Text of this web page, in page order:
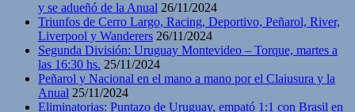
y se adueñó de la Anual 26/11/2024
Triunfos de Cerro Largo, Racing, Deportivo, Peñarol, River,
Liverpool y Wanderers 26/11/2024
Segunda División: Uruguay Montevideo – Torque, martes a
las 16:30 hs. 25/11/2024
Peñarol y Nacional en el mano a mano por el Claiusura y la
Anual 25/11/2024
Eliminatorias: Puntazo de Uruguay, empató 1:1 con Brasil en